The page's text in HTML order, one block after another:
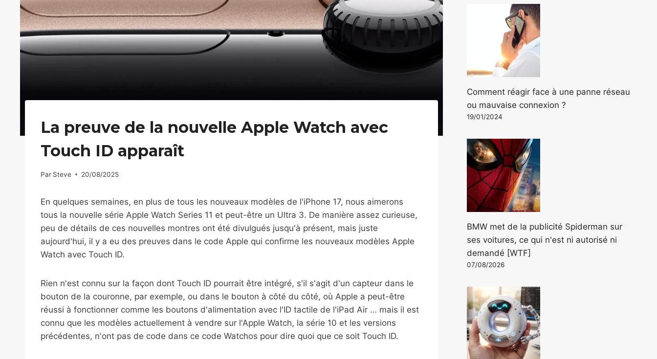
La preuve de la nouvelle Apple Watch avec
Touch ID apparaît
Par Steve 20/08/2025
En quelques semaines, en plus de tous les nouveaux modèles de l'iPhone 17, nous aimerons
tous la nouvelle série Apple Watch Series 11 et peut-être un Ultra 3. De manière assez curieuse,
peu de détails de ces nouvelles montres ont été divulgués jusqu'à présent, mais juste
aujourd'hui, il y a eu des preuves dans le code Apple qui confirme les nouveaux modèles Apple
Watch avec Touch ID.
Rien n'est connu sur la façon dont Touch ID pourrait être intégré, s'il s'agit d'un capteur dans le
bouton de la couronne, par exemple, ou dans le bouton à côté du côté, où Apple a peut-être
réussi à fonctionner comme les boutons d'alimentation avec l'ID tactile de l'iPad Air … mais il est
connu que les modèles actuellement à vendre sur l'Apple Watch, la série 10 et les versions
précédentes, n'ont pas de code dans ce code Watchos pour dire quoi que ce soit Touch ID.
Comment réagir face à une panne réseau
ou mauvaise connexion ?
19/01/2024
BMW met de la publicité Spiderman sur
ses voitures, ce qui n'est ni autorisé ni
demandé [WTF]
07/08/2026